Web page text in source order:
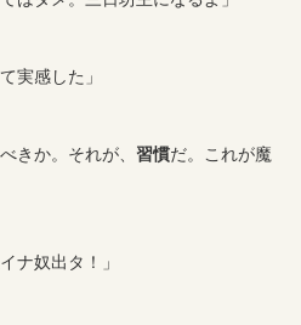
実感した」
きか。それが、習慣だ。これが魔
ナ奴出タ！」